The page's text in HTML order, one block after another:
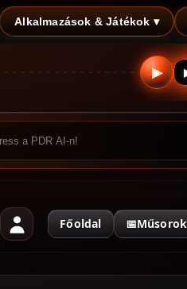
Alkalmazások & Játékok ▾
▶
Főoldal 📅Műsorok